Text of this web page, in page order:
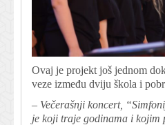
Ovaj je projekt još jednom
veze između dviju škola i
– Večerašnji koncert,
je koji traje godinama i kojim